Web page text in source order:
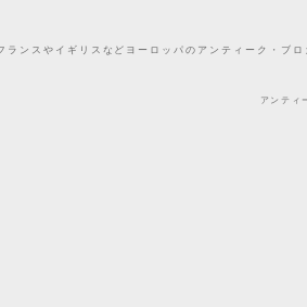
ンスやイギリスなどヨーロッパのアンティーク・ブ
アンティ